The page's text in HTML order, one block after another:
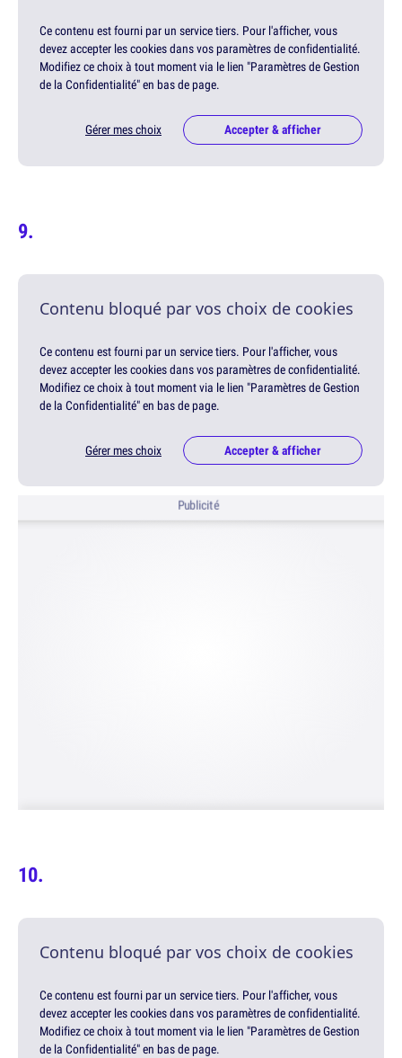
Ce contenu est fourni par un service tiers. Pour l'afficher, vous
devez accepter les cookies dans vos paramètres de confidentialité.
Modifiez ce choix à tout moment via le lien "Paramètres de Gestion
de la Confidentialité" en bas de page.
Gérer mes choix Accepter & afficher
Contenu bloqué par vos choix de cookies
Ce contenu est fourni par un service tiers. Pour l'afficher, vous
devez accepter les cookies dans vos paramètres de confidentialité.
Modifiez ce choix à tout moment via le lien "Paramètres de Gestion
de la Confidentialité" en bas de page.
Gérer mes choix Accepter & afficher
Publicité
Contenu bloqué par vos choix de cookies
Ce contenu est fourni par un service tiers. Pour l'afficher, vous
devez accepter les cookies dans vos paramètres de confidentialité.
Modifiez ce choix à tout moment via le lien "Paramètres de Gestion
de la Confidentialité" en bas de page.